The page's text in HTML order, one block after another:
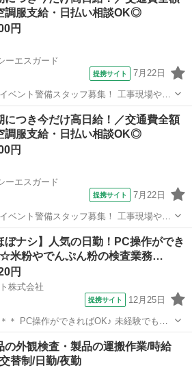
調服支給・日払い相談OK◎
円
ーエスガード
提携サイト 7月22日
ベント警備スタッフ募集！ 工事現場やイ
が安全に通行できるようサポートするお
...
警備員
につき今だけ高日給！／交通費全額
調服支給・日払い相談OK◎
円
ーエスガード
提携サイト 7月22日
ベント警備スタッフ募集！ 工事現場やイ
が安全に通行できるようサポートするお
...
警備員
ぼナシ】人気の日勤！PC操作ができ
米粉やでんぷん粉の検査業務…
円
株式会社
提携サイト 12月25日
でも安
具体的には…＞ ◆製品管
の外観検査・製品の運搬作業/時給
替制/日勤/夜勤